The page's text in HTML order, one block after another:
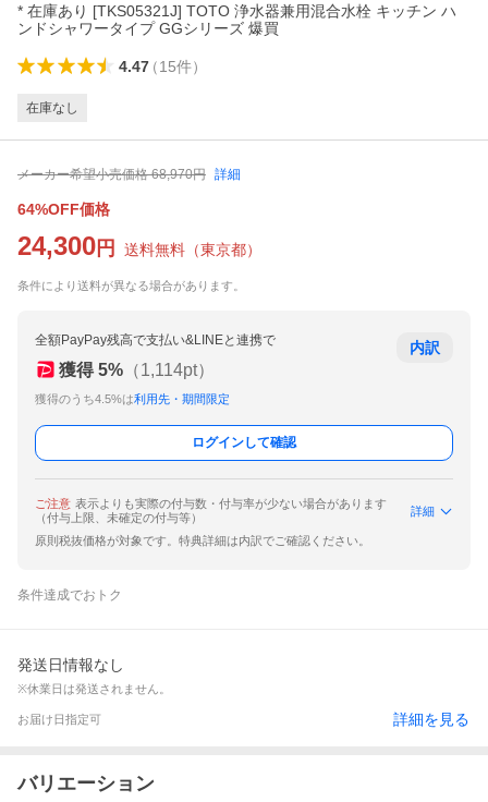
* 在庫あり [TKS05321J] TOTO 浄水器兼用混合水栓 キッチン ハ
ンドシャワータイプ GGシリーズ 爆買
4.47（15件）
在庫なし
メーカー希望小売価格 68,970円 詳細
64%OFF価格
24,300 円 送料無料 （東京都）
条件により送料が異なる場合があります。
全額PayPay残高で支払い&LINEと連携で
獲得 5% （1,114pt）
獲得のうち4.5%は利用先・期間限定
内訳
ログインして確認
ご注意 表示よりも実際の付与数・付与率が少ない場合があります
（付与上限、未確定の付与等）
詳細
原則税抜価格が対象です。特典詳細は内訳でご確認ください。
条件達成でおトク
発送日情報なし
※休業日は発送されません。
お届け日指定可 詳細を見る
バリエーション